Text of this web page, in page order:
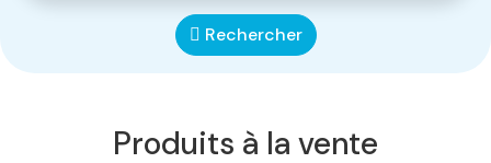
Rechercher
Produits à la vente